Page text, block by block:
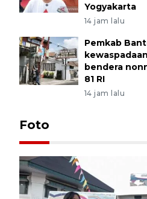
Yogyakarta
14 jam lalu
Pemkab
bendera
81 RI
14 jam lalu
Foto